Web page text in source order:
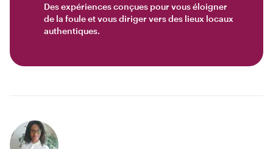
Des expériences conçues pour vous éloigner
de la foule et vous diriger vers des lieux locaux
authentiques.